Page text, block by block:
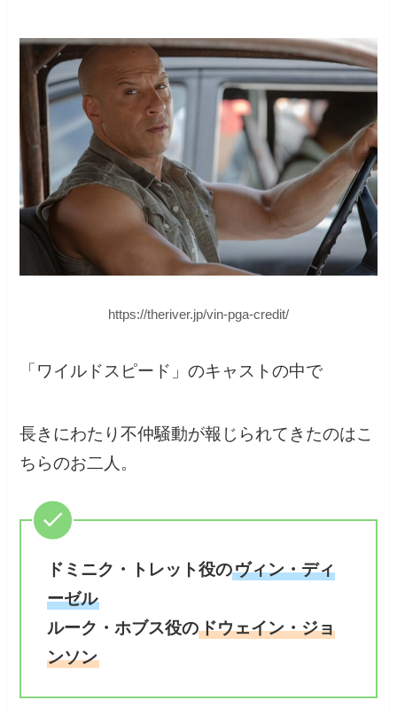
https://theriver.jp/vin-pga-credit/
「ワイルドスピード」のキャストの中で
長きにわたり不仲騒動が報じられてきたのはこ
ちらのお二人。
ドミニク・トレット役のヴィン・ディ
ーゼル
ルーク・ホブス役のドウェイン・ジョ
ンソン